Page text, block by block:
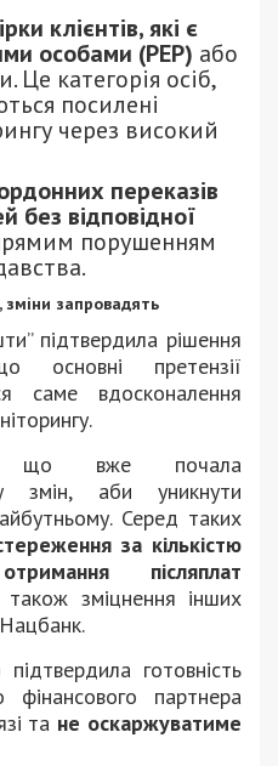
клієнтів, які є
особами (PEP) або
Це категорія осіб,
посилені
через високий
переказів
без відповідної
порушенням
запровадять
підтвердила рішення
основні претензії
саме вдосконалення
що вже почала
змін, аби уникнути
Серед таких
за кількістю
післяплат
зміцнення інших
Нацбанк.
готовність
партнера
та не оскаржуватиме